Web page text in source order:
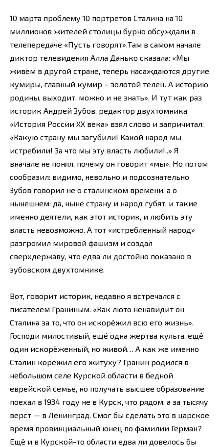
10 марта проблему 10 портретов Сталина на 10
миллионов жителей столицы бурно обсуждали в
телепередаче «Пусть говорят».Там в самом начале
диктор телевидения Алла Данько сказала: «Мы
живём в другой стране, теперь насаждаются другие
кумиры, главный кумир – золотой телец. А историю
родины, выходит, можно и не знать». И тут как раз
историк Андрей Зубов, редактор двухтомника
«История России ХХ века» взял слово и запричитал:
«Какую страну мы загубили! Какой народ мы
истребили! За что мы эту власть любили!..» Я
вначале не понял, почему он говорит «мы». Но потом
сообразил: видимо, невольно и подсознательно
Зубов говорил не о сталинском времени, а о
нынешнем: да, ныне страну и народ губят, и такие
именно деятели, как этот историк, и любить эту
власть невозможно. А тот «истребленный народ»
разгромил мировой фашизм и создал
сверхдержаву, что едва ли достойно показано в
зубовском двухтомнике.
Вот, говорит историк, недавно я встречался с
писателем Граниным. «Как люто ненавидит он
Сталина за то, что он искорёжил всю его жизнь».
Господи милостивый, ещё одна жертва культа, ещё
один искорёженный, но живой… А как же именно
Сталин корёжил его житуху? Гранин родился в
небольшом селе Курской области в бедной
еврейской семье, но получать высшее образование
поехал в 1934 году не в Курск, что рядом, а за тысячу
верст — в Ленинград. Смог бы сделать это в царское
время провинциальный юнец по фамилии Герман?
Ещё и в Курской-то области едва ли довелось бы